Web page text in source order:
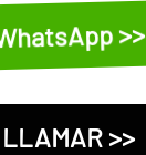
>>
LLAMAR >>